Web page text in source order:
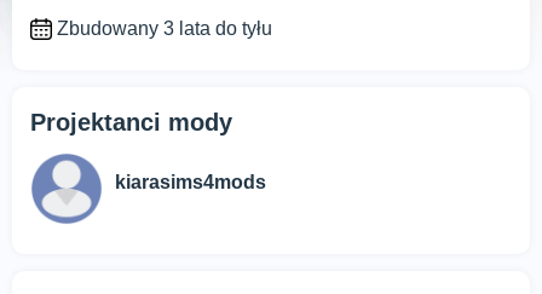
Zbudowany 3 lata do tyłu
Projektanci mody
kiarasims4mods